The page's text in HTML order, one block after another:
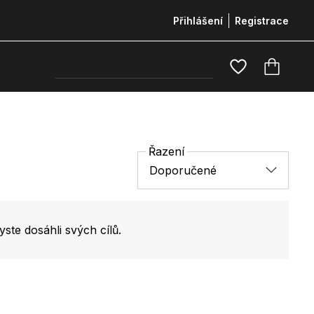
Přihlášení Registrace
Řazení
Doporučené
dosáhli svých cílů.